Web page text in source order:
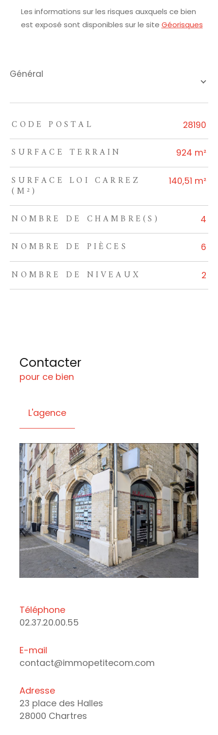
Les informations sur les risques auxquels ce bien
est exposé sont disponibles sur le site Géorisques
général
TRAD_ZEPHYR_Caracteristique TRAD_ZEPHYR_Valeurs
CODE POSTAL 28190
SURFACE TERRAIN 924 m²
SURFACE LOI CARREZ
(M²)
140,51 m²
NOMBRE DE CHAMBRE(S) 4
NOMBRE DE PIÈCES 6
NOMBRE DE NIVEAUX 2
Contacter
pour ce bien
L'agence
Téléphone
02.37.20.00.55
E-mail
contact@immopetitecom.com
Adresse
23 place des Halles
28000 Chartres